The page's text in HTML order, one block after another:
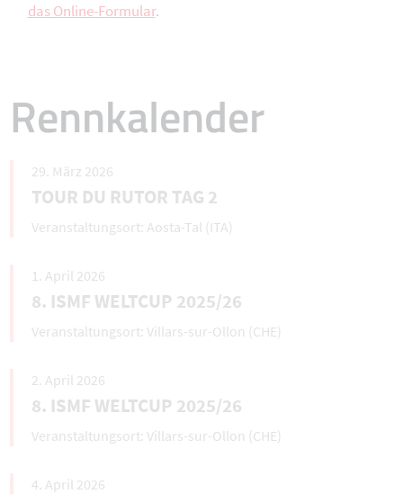
das Online-Formular.
Rennkalender
29. März 2026
TOUR DU RUTOR TAG 2
Aosta-Tal (ITA)
1. April 2026
8. ISMF WELTCUP 2025/26
Villars-sur-Ollon (CHE)
2. April 2026
8. ISMF WELTCUP 2025/26
Villars-sur-Ollon (CHE)
4. April 2026